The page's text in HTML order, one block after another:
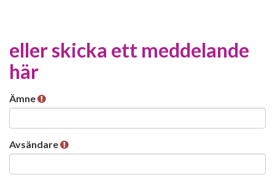
eller skicka ett meddelande
här
Ämne
Avsändare